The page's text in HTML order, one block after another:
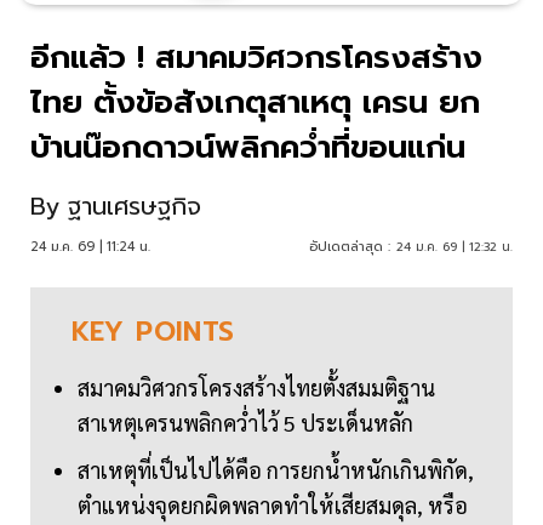
อีกแล้ว ! สมาคมวิศวกรโครงสร้าง
ไทย ตั้งข้อสังเกตุสาเหตุ เครน ยก
บ้านน๊อกดาวน์พลิกคว่ำที่ขอนแก่น
By ฐานเศรษฐกิจ
24 ม.ค. 69 | 11:24 น. อัปเดตล่าสุด : 24 ม.ค. 69 | 12:32 น.
KEY POINTS
สมาคมวิศวกรโครงสร้างไทยตั้งสมมติฐาน
สาเหตุเครนพลิกคว่ำไว้ 5 ประเด็นหลัก
สาเหตุที่เป็นไปได้คือ การยกน้ำหนักเกินพิกัด,
ตำแหน่งจุดยกผิดพลาดทำให้เสียสมดุล, หรือ